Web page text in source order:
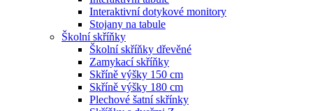
Interaktivní dotykové monitory
Stojany na tabule
Školní skříňky
Školní skříňky dřevěné
Zamykací skříňky
Skříně výšky 150 cm
Skříně výšky 180 cm
Plechové šatní skřínky